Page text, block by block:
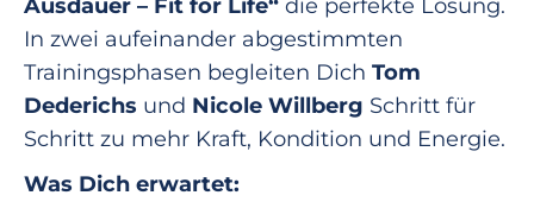
Ausdauer – Fit for Life“ die perfekte Lösung.
In zwei aufeinander abgestimmten
Trainingsphasen begleiten Dich Tom
Dederichs und Nicole Willberg Schritt für
Schritt zu mehr Kraft, Kondition und Energie.
Was Dich erwartet: